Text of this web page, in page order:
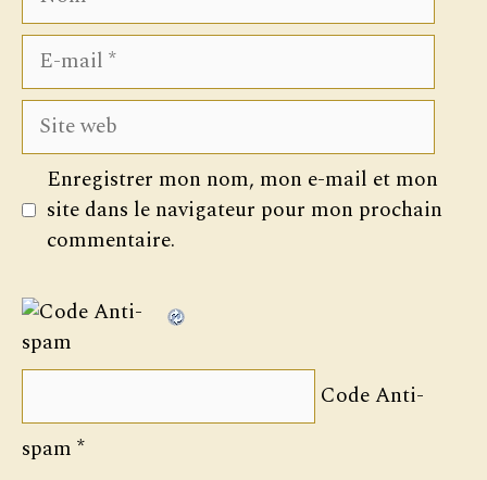
E-
mail
Site
web
Enregistrer mon nom, mon e-mail et mon
site dans le navigateur pour mon prochain
commentaire.
Code Anti-
spam *